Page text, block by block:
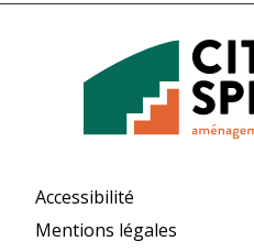
Accessibilité
Mentions légales